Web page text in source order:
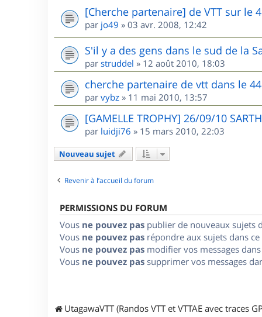
[Cherche partenaire] de VTT sur le
par jo49 » 03 avr. 2008, 12:42
S'il y a des gens dans le sud de la
par struddel » 12 août 2010, 18:03
cherche partenaire de vtt dans le 44
par vybz » 11 mai 2010, 13:57
[GAMELLE TROPHY] 26/09/10
par luidji76 » 15 mars 2010, 22:03
Nouveau sujet
Revenir à l’accueil du forum
PERMISSIONS DU FORUM
Vous ne pouvez pas publier de nouveaux sujets
Vous ne pouvez pas répondre aux sujets dans
Vous ne pouvez pas modifier vos messages
Vous ne pouvez pas supprimer vos messages
UtagawaVTT (Randos VTT et VTTAE avec traces